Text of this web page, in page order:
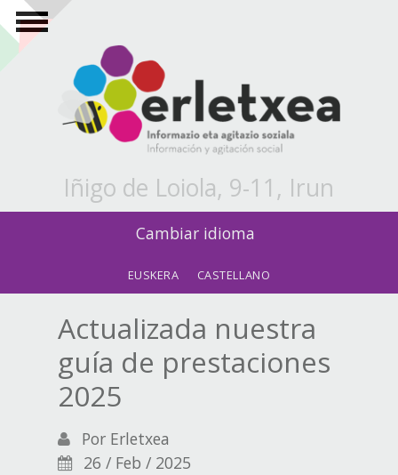
Pasar al contenido principal
Iñigo de Loiola, 9-11, Irun
Cambiar idioma
EUSKERA CASTELLANO
Actualizada nuestra
guía de prestaciones
2025
Por Erletxea
26 / Feb / 2025